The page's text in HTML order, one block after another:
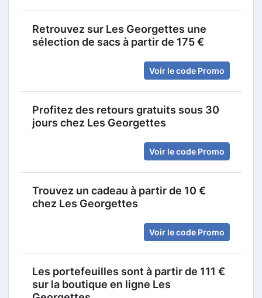
Retrouvez sur Les Georgettes une
sélection de sacs à partir de 175 €
Voir le code Promo
Profitez des retours gratuits sous 30
jours chez Les Georgettes
Voir le code Promo
Trouvez un cadeau à partir de 10 €
chez Les Georgettes
Voir le code Promo
Les portefeuilles sont à partir de 111 €
sur la boutique en ligne Les